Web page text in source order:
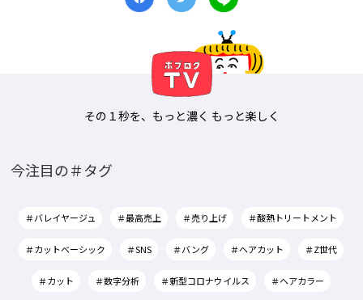
その１秒を、もっと濃く もっと楽しく
今注目の＃タグ
＃バレイヤージュ ＃最高売上 ＃売り上げ ＃酸熱トリートメント
＃カットベーシック ＃SNS ＃バング ＃ヘアカット ＃Z世代
＃カット ＃数字分析 ＃新型コロナウイルス ＃ヘアカラー